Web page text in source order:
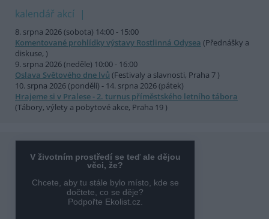
kalendář akcí
8. srpna 2026 (sobota) 14:00 - 15:00
Komentované prohlídky výstavy Rostlinná Odysea (Přednášky a
diskuse, )
9. srpna 2026 (neděle) 10:00 - 16:00
Oslava Světového dne lvů (Festivaly a slavnosti, Praha 7 )
10. srpna 2026 (pondělí) - 14. srpna 2026 (pátek)
Hrajeme si v Pralese - 2. turnus příměstského letního tábora
(Tábory, výlety a pobytové akce, Praha 19 )